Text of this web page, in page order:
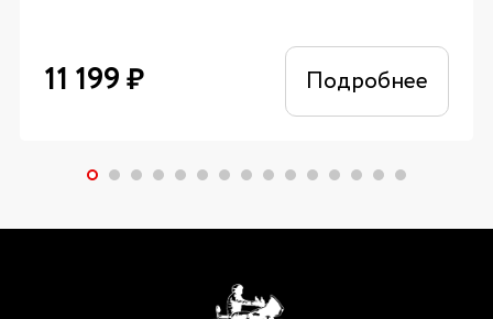
11 199₽ Подробнее